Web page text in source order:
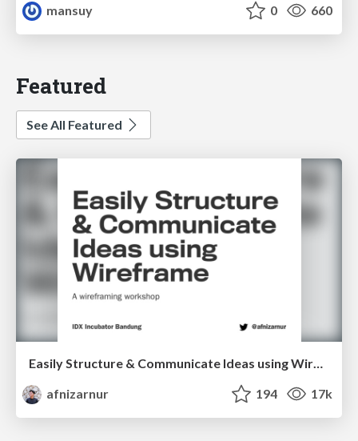
mansuy
0 660
Featured
See All Featured
Easily Structure & Communicate Ideas using Wireframe
afnizarnur
194 17k